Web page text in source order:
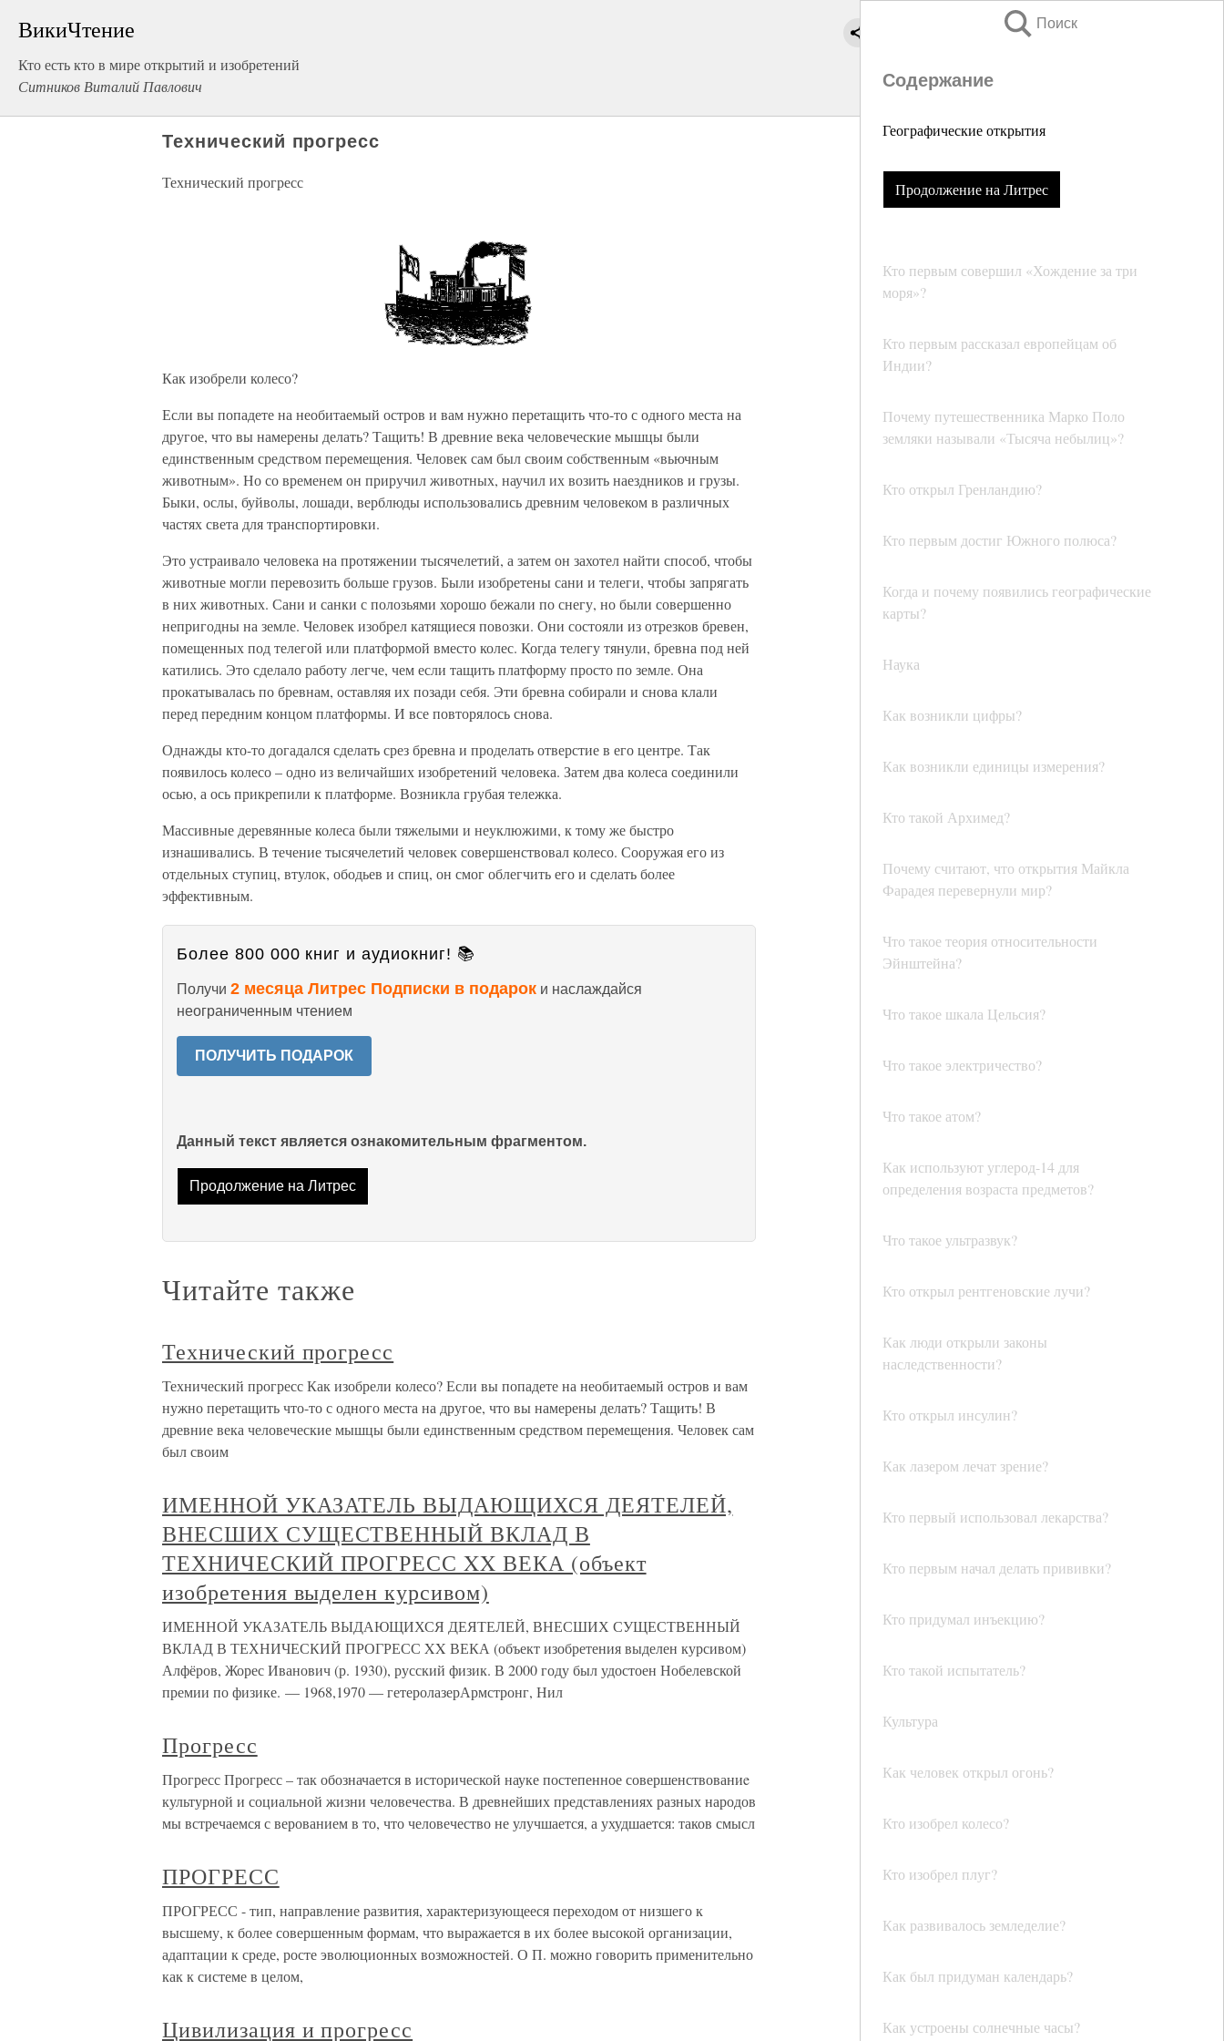
ВикиЧтение
Кто есть кто в мире открытий и изобретений
Ситников Виталий Павлович
Поиск
Содержание
Географические открытия
Продолжение на Литрес
Кто первым совершил «Хождение за три
моря»?
Кто первым рассказал европейцам об
Индии?
Почему путешественника Марко Поло
земляки называли «Тысяча небылиц»?
Кто открыл Гренландию?
Кто первым достиг Южного полюса?
Когда и почему появились географические
карты?
Наука
Как возникли цифры?
Как возникли единицы измерения?
Кто такой Архимед?
Почему считают, что открытия Майкла
Фарадея перевернули мир?
Что такое теория относительности
Эйнштейна?
Что такое шкала Цельсия?
Что такое электричество?
Что такое атом?
Как используют углерод-14 для
определения возраста предметов?
Что такое ультразвук?
Кто открыл рентгеновские лучи?
Как люди открыли законы
наследственности?
Кто открыл инсулин?
Как лазером лечат зрение?
Кто первый использовал лекарства?
Кто первым начал делать прививки?
Кто придумал инъекцию?
Кто такой испытатель?
Культура
Как человек открыл огонь?
Кто изобрел колесо?
Кто изобрел плуг?
Как развивалось земледелие?
Как был придуман календарь?
Как устроены солнечные часы?
Технический прогресс
Технический прогресс
Как изобрели колесо?
Если вы попадете на необитаемый остров и вам нужно перетащить что-то с одного места на
другое, что вы намерены делать? Тащить! В древние века человеческие мышцы были
единственным средством перемещения. Человек сам был своим собственным «вьючным
животным». Но со временем он приручил животных, научил их возить наездников и грузы.
Быки, ослы, буйволы, лошади, верблюды использовались древним человеком в различных
частях света для транспортировки.
Это устраивало человека на протяжении тысячелетий, а затем он захотел найти способ, чтобы
животные могли перевозить больше грузов. Были изобретены сани и телеги, чтобы запрягать
в них животных. Сани и санки с полозьями хорошо бежали по снегу, но были совершенно
непригодны на земле. Человек изобрел катящиеся повозки. Они состояли из отрезков бревен,
помещенных под телегой или платформой вместо колес. Когда телегу тянули, бревна под ней
катились. Это сделало работу легче, чем если тащить платформу просто по земле. Она
прокатывалась по бревнам, оставляя их позади себя. Эти бревна собирали и снова клали
перед передним концом платформы. И все повторялось снова.
Однажды кто-то догадался сделать срез бревна и проделать отверстие в его центре. Так
появилось колесо – одно из величайших изобретений человека. Затем два колеса соединили
осью, а ось прикрепили к платформе. Возникла грубая тележка.
Массивные деревянные колеса были тяжелыми и неуклюжими, к тому же быстро
изнашивались. В течение тысячелетий человек совершенствовал колесо. Сооружая его из
отдельных ступиц, втулок, ободьев и спиц, он смог облегчить его и сделать более
эффективным.
Более 800 000 книг и аудиокниг! 📚
Получи 2 месяца Литрес Подписки в подарок и наслаждайся
неограниченным чтением
ПОЛУЧИТЬ ПОДАРОК
Данный текст является ознакомительным фрагментом.
Продолжение на Литрес
Читайте также
Технический прогресс
Технический прогресс Как изобрели колесо? Если вы попадете на необитаемый остров и вам
нужно перетащить что-то с одного места на другое, что вы намерены делать? Тащить! В
древние века человеческие мышцы были единственным средством перемещения. Человек сам
был своим
ИМЕННОЙ УКАЗАТЕЛЬ ВЫДАЮЩИХСЯ ДЕЯТЕЛЕЙ,
ВНЕСШИХ СУЩЕСТВЕННЫЙ ВКЛАД В
ТЕХНИЧЕСКИЙ ПРОГРЕСС XX ВЕКА (объект
изобретения выделен курсивом)
ИМЕННОЙ УКАЗАТЕЛЬ ВЫДАЮЩИХСЯ ДЕЯТЕЛЕЙ, ВНЕСШИХ СУЩЕСТВЕННЫЙ
ВКЛАД В ТЕХНИЧЕСКИЙ ПРОГРЕСС XX ВЕКА (объект изобретения выделен курсивом)
Алфёров, Жорес Иванович (р. 1930), русский физик. В 2000 году был удостоен Нобелевской
премии по физике. — 1968,1970 — гетеролазерАрмстронг, Нил
Прогресс
Прогресс Прогресс – так обозначается в исторической науке постепенное совершенствованиe
культурной и социальной жизни человечества. В древнейших представлениях разных народов
мы встречаемся с верованием в то, что человечество не улучшается, а ухудшается: таков смысл
ПРОГРЕСС
ПРОГРЕСС - тип, направление развития, характеризующееся переходом от низшего к
высшему, к более совершенным формам, что выражается в их более высокой организации,
адаптации к среде, росте эволюционных возможностей. О П. можно говорить применительно
как к системе в целом,
Цивилизация и прогресс